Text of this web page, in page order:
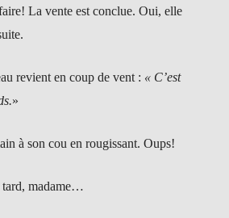
La vente est conclue. Oui, elle
revient en coup de vent : « C’est
»
à son cou en rougissant. Oups!
madame…